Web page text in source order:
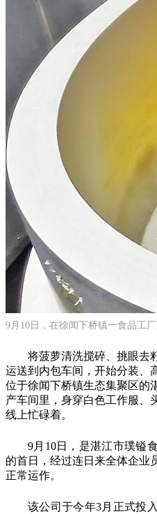
9月10日，在徐闻下桥镇一食品工
将菠萝清洗搅碎、挑眼去
运送到内包车间，开始分装
位于徐闻下桥镇生态集聚区的
产车间里，身穿白色工作服、
线上忙碌着。
9月10日，是湛江市璞镒
的首日，经过连日来全体企业
正常运作。
该公司于今年3月正式投